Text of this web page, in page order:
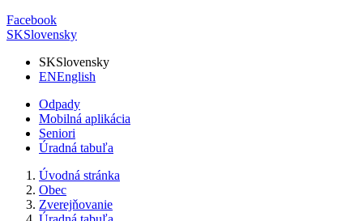
Facebook
SKSlovensky
SKSlovensky
ENEnglish
Odpady
Mobilná aplikácia
Seniori
Úradná tabuľa
Úvodná stránka
Obec
Zverejňovanie